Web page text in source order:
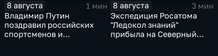
8 августа
1 мин
Владимир Путин
поздравил российских
спортсменов и
8 августа
3 мин
Экспедиция Росатома
"Ледокол знаний"
прибыла на Северный